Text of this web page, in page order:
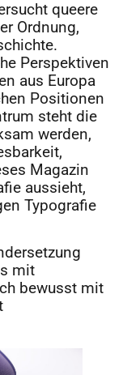
queere
Ordnung,
Perspektiven
aus Europa
Positionen
steht die
werden,
Magazin
aussieht,
Typografie
mit
bewusst mit